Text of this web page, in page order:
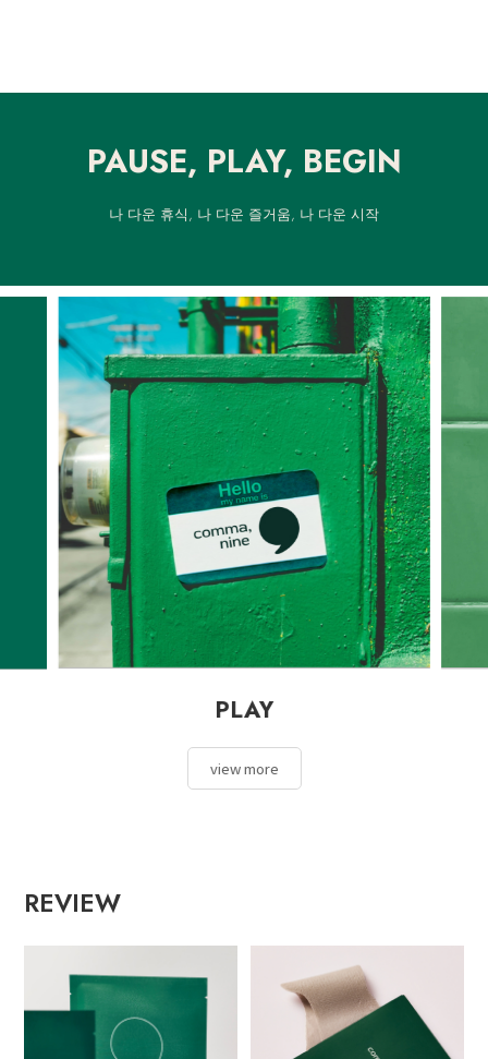
PAUSE, PLAY, BEGIN
나 다운 휴식, 나 다운 즐거움, 나 다운 시작
BEGIN
view more
REVIEW